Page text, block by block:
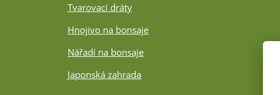
Tvarovací dráty
Hnojivo na bonsaje
Nářadí na bonsaje
Japonská zahrada